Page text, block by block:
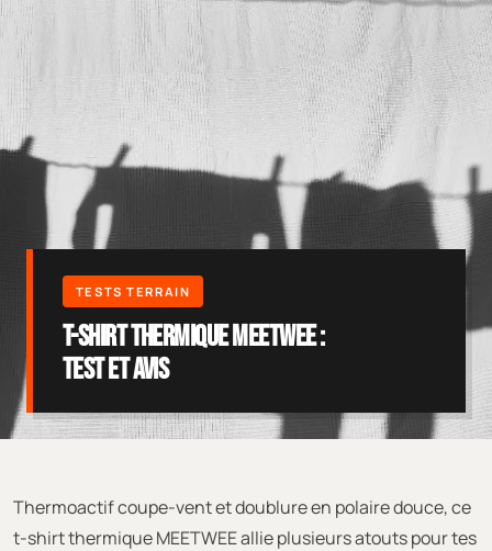
T-shirt thermique MEETWEE :
test et avis
Thermoactif coupe-vent et doublure en polaire douce, ce
t-shirt thermique MEETWEE allie plusieurs atouts pour tes